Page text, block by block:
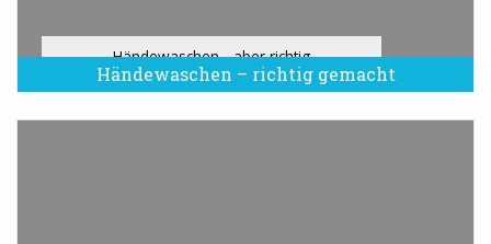
Händewaschen – richtig gemacht
Händewaschen - aber richtig